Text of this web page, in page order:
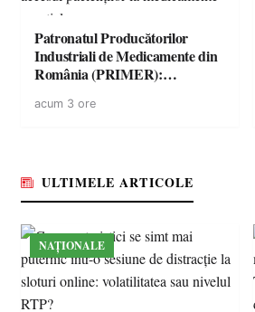
Patronatul Producătorilor
Industriali de Medicamente din
România (PRIMER):
energie electrică a fabricilor de
acum 3 ore
ULTIMELE ARTICOLE
NAȚIONALE